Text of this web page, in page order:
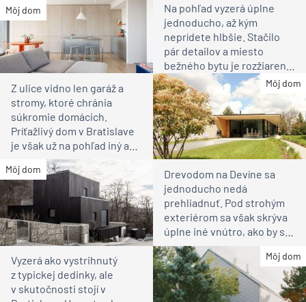
Môj dom
Na pohľad vyzerá úplne
jednoducho, až kým
neprídete hlbšie. Stačilo
pár detailov a miesto
bežného bytu je rozžiarené
bývanie pre rodinu
Môj dom
Z ulice vidno len garáž a
stromy, ktoré chránia
súkromie domácich.
Príťažlivý dom v Bratislave
je však už na pohľad iný ako
susedia
Môj dom
Drevodom na Devíne sa
jednoducho nedá
prehliadnuť. Pod strohým
exteriérom sa však skrýva
úplne iné vnútro, ako by ste
čakali
Môj dom
Vyzerá ako vystrihnutý
z typickej dedinky, ale
v skutočnosti stojí v